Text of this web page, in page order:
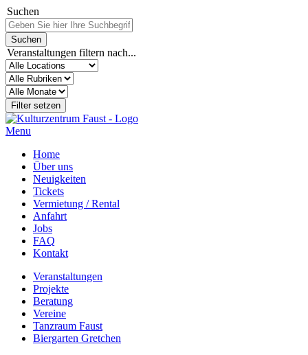
Suchen
Veranstaltungen filtern nach...
Menu
Home
Über uns
Neuigkeiten
Tickets
Vermietung / Rental
Anfahrt
Jobs
FAQ
Kontakt
Veranstaltungen
Projekte
Beratung
Vereine
Tanzraum Faust
Biergarten Gretchen